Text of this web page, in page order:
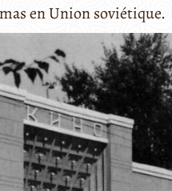
en Union soviétique.